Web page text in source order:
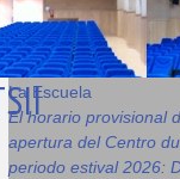
Horario de verano del
08:00
La Escuela
El horario provisional
apertura del Centro
periodo estival 2026: